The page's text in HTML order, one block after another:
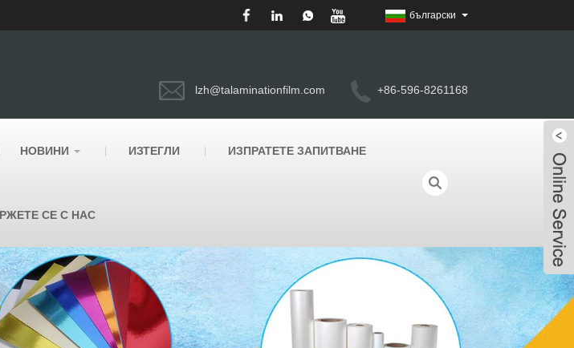
+86-596-8261168
lzh@talaminationfilm.com
български
НОВИНИ ИЗТЕГЛИ ИЗПРАТЕТЕ ЗАПИТВАНЕ
СЕ С НАС